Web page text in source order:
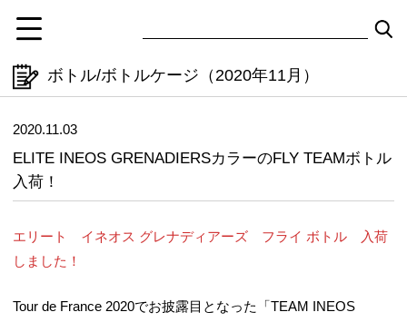
ボトル/ボトルケージ（2020年11月）
2020.11.03
ELITE INEOS GRENADIERSカラーのFLY TEAMボトル
入荷！
エリート イネオス グレナディアーズ フライ ボトル 入荷
しました！
Tour de France 2020でお披露目となった「TEAM INEOS